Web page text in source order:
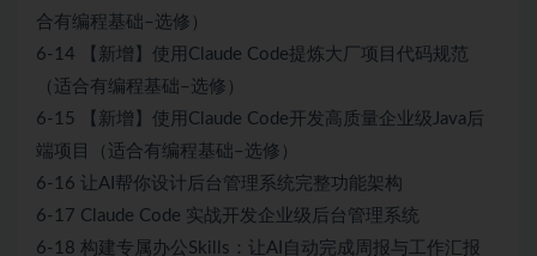
合有编程基础–选修）
6-14 【新增】使用Claude Code提炼大厂项目代码规范
（适合有编程基础–选修）
6-15 【新增】使用Claude Code开发高质量企业级Java后
端项目（适合有编程基础–选修）
6-16 让AI帮你设计后台管理系统完整功能架构
6-17 Claude Code 实战开发企业级后台管理系统
6-18 构建专属办公Skills：让AI自动完成周报与工作汇报